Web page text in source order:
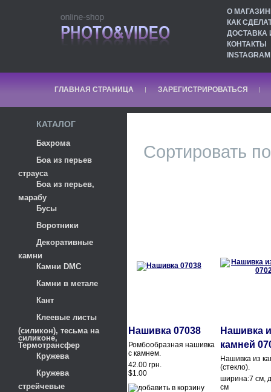
О
КАК
ДОСТАВКА
КОНТАКТЫ
INSTAGRAM
ГЛАВНАЯ СТРАНИЦА ЗАРЕГИСТРИРОВАТЬСЯ
КАТАЛОГ
Бахрома
Боа из перьев
страуса
Боа из перьев,
марабу
Бусы
Воротники
Декоративные
камни
Камни DMC
Камни в метале
Кант
Клеевые листы
(силикон), тесьма на
силиконе,
Термотрансфер
Кружева
Кружева
стрейчевые
Сортировать
Нашивка 07038
Ромбообразная нашивка
с камнем.
42.00 грн.
$1.00
Нашивка
камней
Нашивка из
(стекло).
ширина:7 см,
см